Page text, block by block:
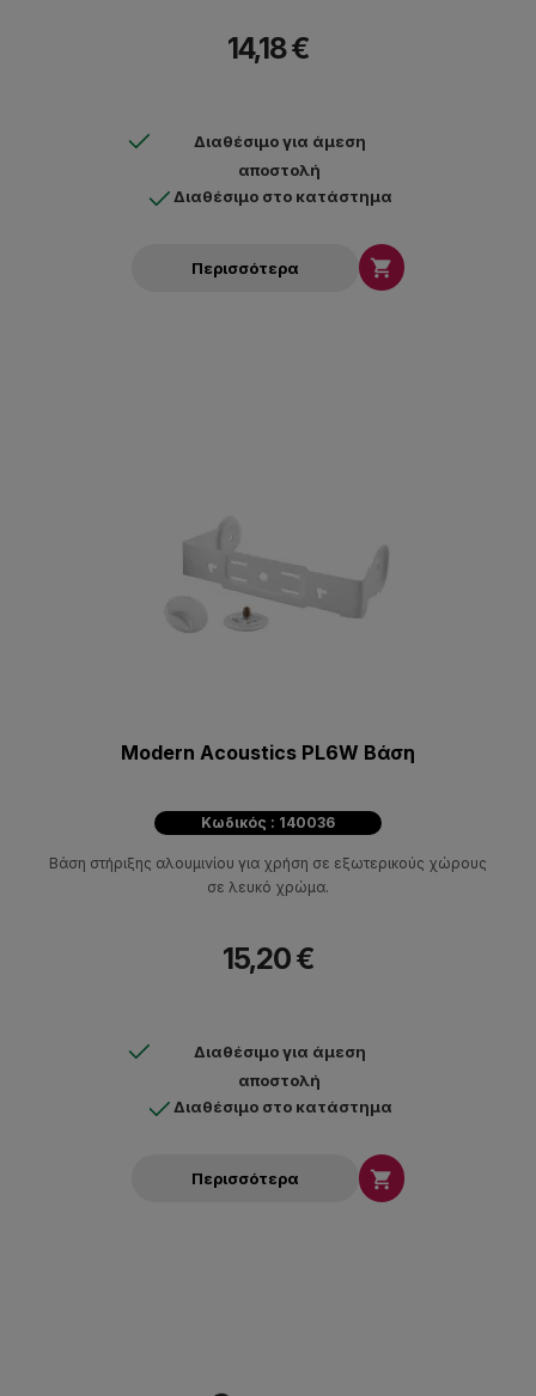
14,18 €
Διαθέσιμο για άμεση
αποστολή
Διαθέσιμο στο κατάστημα
Περισσότερα 
Modern Acoustics PL6W Βάση
Κωδικός : 140036
Βάση στήριξης αλουμινίου για χρήση σε εξωτερικούς χώρους
σε λευκό χρώμα.
15,20 €
Διαθέσιμο για άμεση
αποστολή
Διαθέσιμο στο κατάστημα
Περισσότερα 